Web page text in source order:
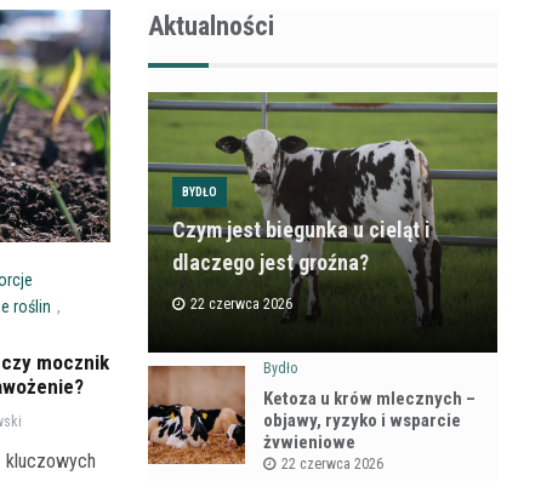
roślin ,
mocznik
kluczowych
Aktualności
BYDŁO
Czym jest biegunka u cieląt i
dlaczego jest groźna?
22 czerwca 2026
Bydło
Ketoza u krów mlecznych –
objawy, ryzyko i wsparcie
żywieniowe
22 czerwca 2026